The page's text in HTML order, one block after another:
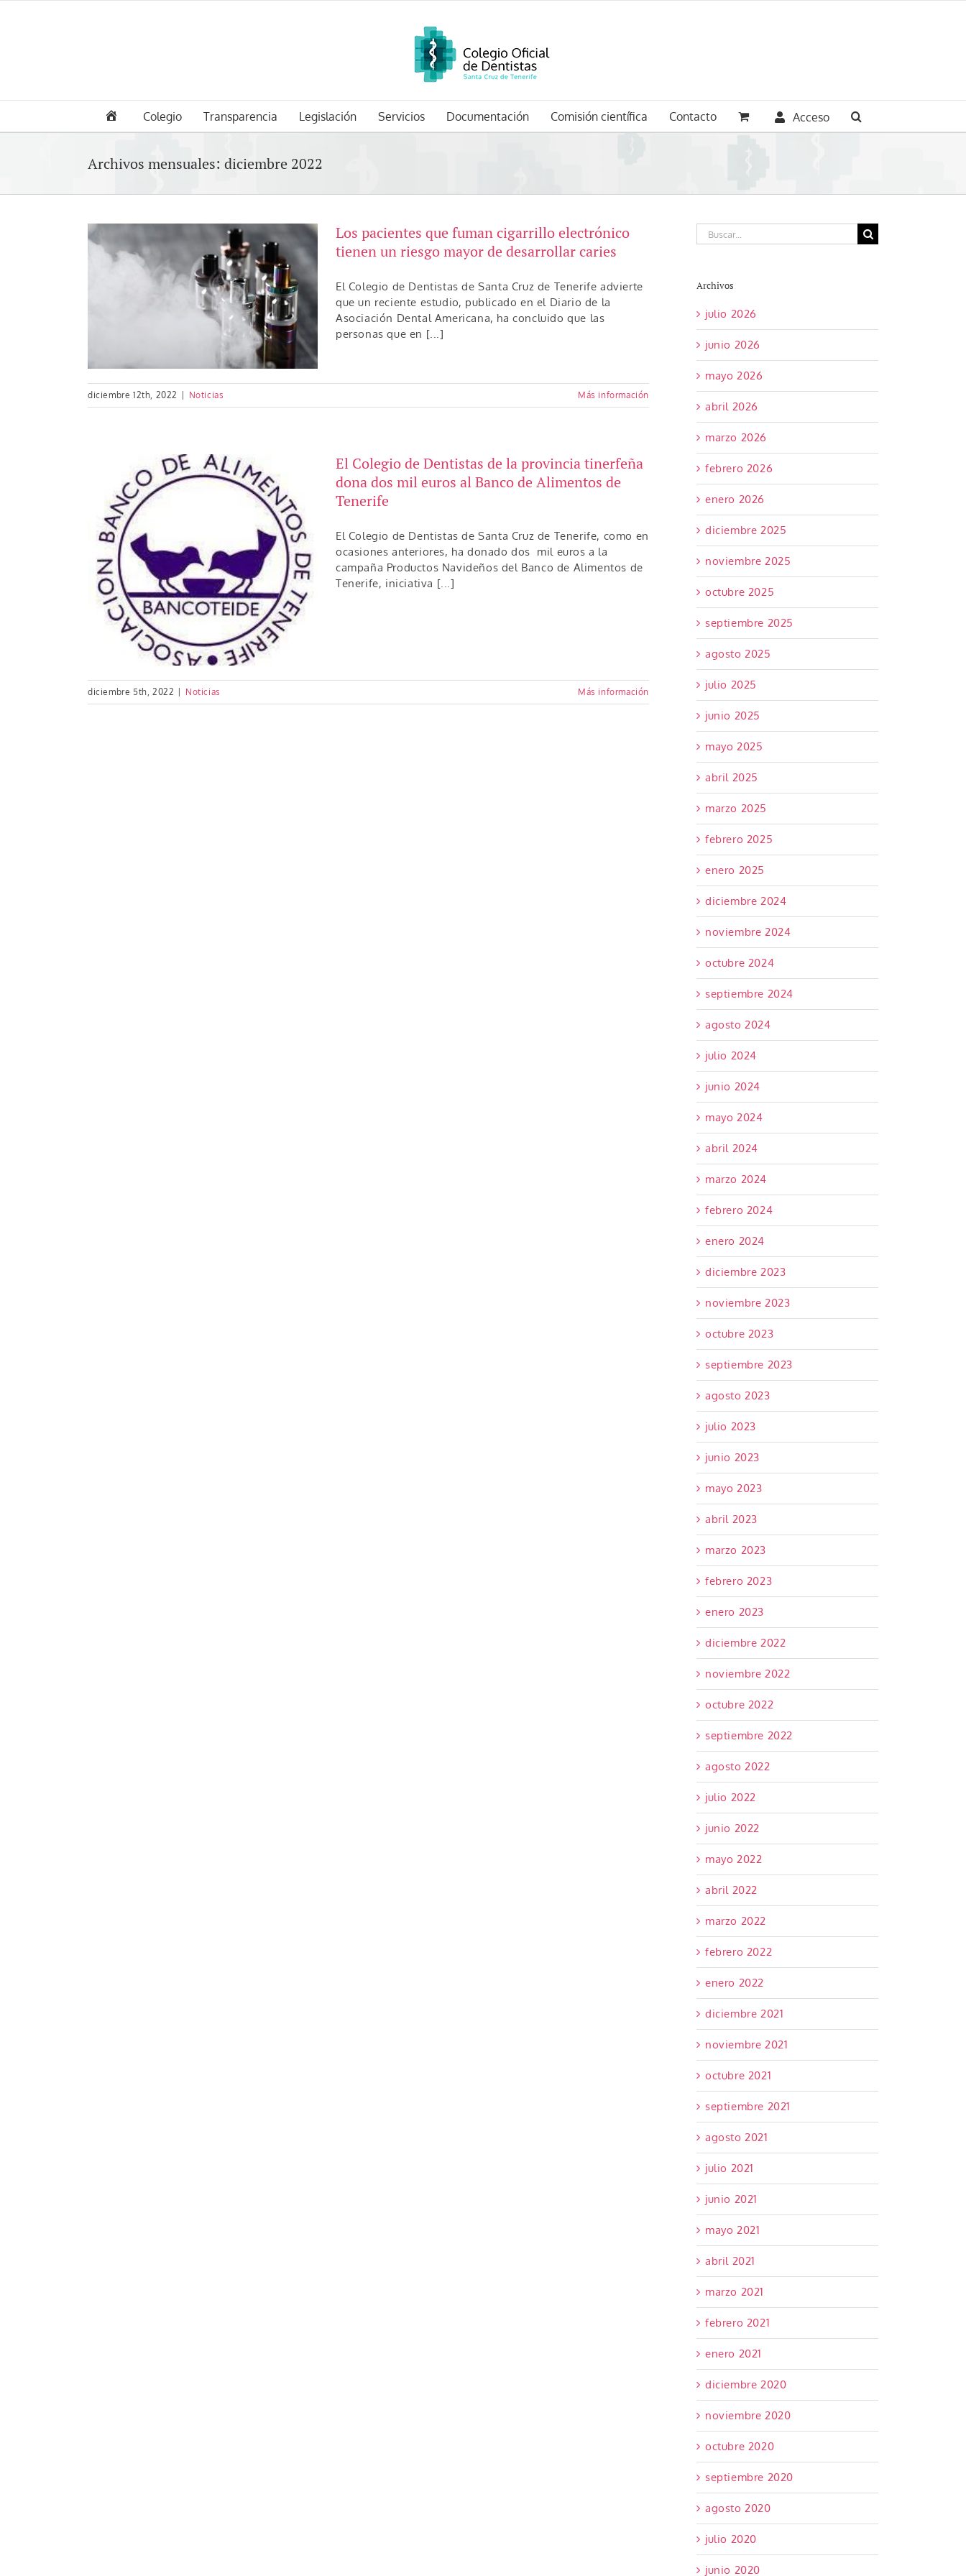
Colegio Transparencia Legislación Servicios Documentación Comisión científica Contacto Acceso
Archivos mensuales: diciembre 2022
Los pacientes que fuman cigarrillo electrónico
tienen un riesgo mayor de desarrollar caries
El Colegio de Dentistas de Santa Cruz de Tenerife advierte
que un reciente estudio, publicado en el Diario de la
Asociación Dental Americana, ha concluido que las
personas que en [...]
diciembre 12th, 2022 Noticias Más información
El Colegio de Dentistas de la provincia tinerfeña
dona dos mil euros al Banco de Alimentos de
Tenerife
El Colegio de Dentistas de Santa Cruz de Tenerife, como en
ocasiones anteriores, ha donado dos mil euros a la
campaña Productos Navideños del Banco de Alimentos de
Tenerife, iniciativa [...]
diciembre 5th, 2022 Noticias Más información
Buscar:
Archivos
julio 2026
junio 2026
mayo 2026
abril 2026
marzo 2026
febrero 2026
enero 2026
diciembre 2025
noviembre 2025
octubre 2025
septiembre 2025
agosto 2025
julio 2025
junio 2025
mayo 2025
abril 2025
marzo 2025
febrero 2025
enero 2025
diciembre 2024
noviembre 2024
octubre 2024
septiembre 2024
agosto 2024
julio 2024
junio 2024
mayo 2024
abril 2024
marzo 2024
febrero 2024
enero 2024
diciembre 2023
noviembre 2023
octubre 2023
septiembre 2023
agosto 2023
julio 2023
junio 2023
mayo 2023
abril 2023
marzo 2023
febrero 2023
enero 2023
diciembre 2022
noviembre 2022
octubre 2022
septiembre 2022
agosto 2022
julio 2022
junio 2022
mayo 2022
abril 2022
marzo 2022
febrero 2022
enero 2022
diciembre 2021
noviembre 2021
octubre 2021
septiembre 2021
agosto 2021
julio 2021
junio 2021
mayo 2021
abril 2021
marzo 2021
febrero 2021
enero 2021
diciembre 2020
noviembre 2020
octubre 2020
septiembre 2020
agosto 2020
julio 2020
junio 2020